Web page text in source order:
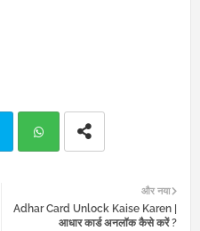
atsa
और नया
Adhar Card Unlock Kaise Karen |
आधार कार्ड अनलॉक कैसे करें ?